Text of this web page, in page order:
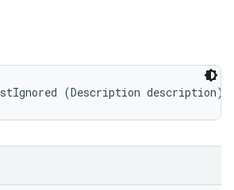
(Description description)